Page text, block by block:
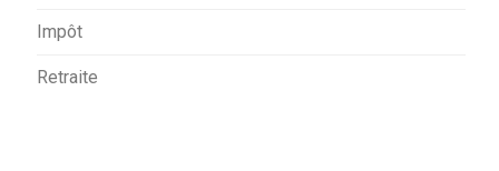
Impôt
Retraite